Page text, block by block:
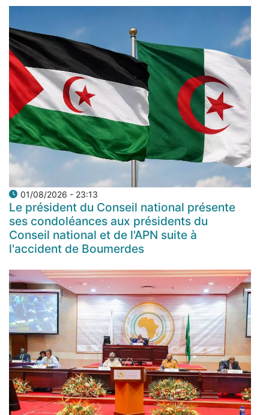
01/08/2026 - 23:13
Le président du Conseil national présente
ses condoléances aux présidents du
Conseil national et de l'APN suite à
l'accident de Boumerdes